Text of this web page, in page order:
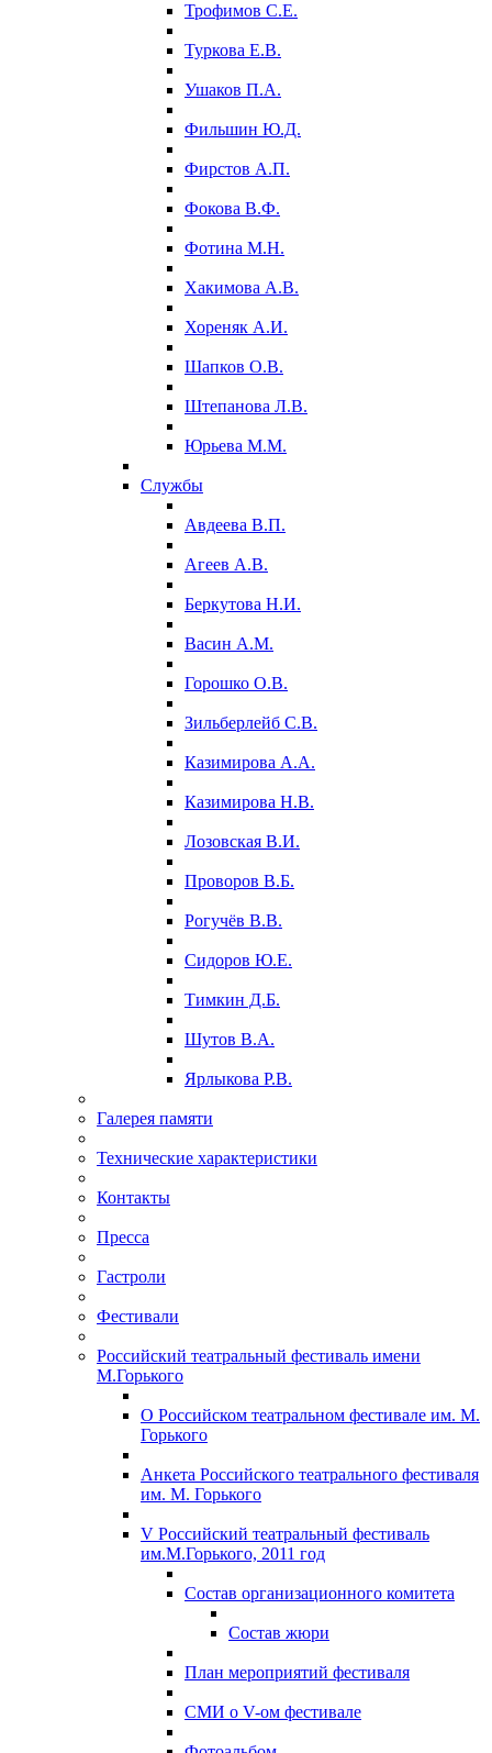
Трофимов С.Е.
Туркова Е.В.
Ушаков П.А.
Фильшин Ю.Д.
Фирстов А.П.
Фокова В.Ф.
Фотина М.Н.
Хакимова А.В.
Хореняк А.И.
Шапков О.В.
Штепанова Л.В.
Юрьева М.М.
Службы
Авдеева В.П.
Агеев А.В.
Беркутова Н.И.
Васин А.М.
Горошко О.В.
Зильберлейб С.В.
Казимирова А.А.
Казимирова Н.В.
Лозовская В.И.
Проворов В.Б.
Рогучёв В.В.
Сидоров Ю.Е.
Тимкин Д.Б.
Шутов В.А.
Ярлыкова Р.В.
Галерея памяти
Технические характеристики
Контакты
Пресса
Гастроли
Фестивали
Российский театральный фестиваль имени
М.Горького
О Российском театральном фестивале им. М.
Горького
Анкета Российского театрального фестиваля
им. М. Горького
V Российский театральный фестиваль
им.М.Горького, 2011 год
Состав организационного комитета
Состав жюри
План мероприятий фестиваля
СМИ о V-ом фестивале